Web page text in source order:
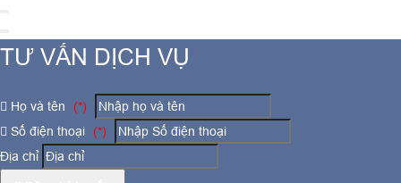
TƯ VẤN DỊCH VỤ
Họ và tên
(*)
Số điện thoại
(*)
Địa chỉ